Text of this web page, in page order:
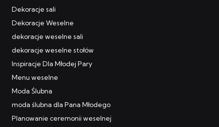
Dekoracje sali
Dekoracje Weselne
dekoracje weselne sali
dekoracje weselne stołów
Inspiracje Dla Młodej Pary
Menu weselne
Moda Ślubna
moda ślubna dla Pana Młodego
Planowanie ceremonii weselnej